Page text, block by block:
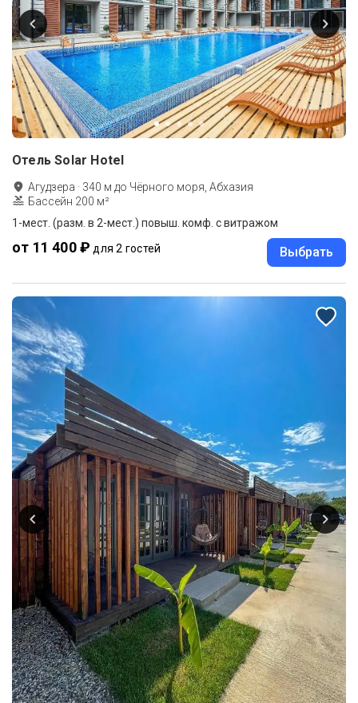
Отель Solar Hotel
Агудзера · 340 м до Чёрного моря, Абхазия
Бассейн 200 м²
1-мест. (разм. в 2-мест.) повыш. комф. с витражом
от 11 400 ₽ для 2 гостей Выбрать